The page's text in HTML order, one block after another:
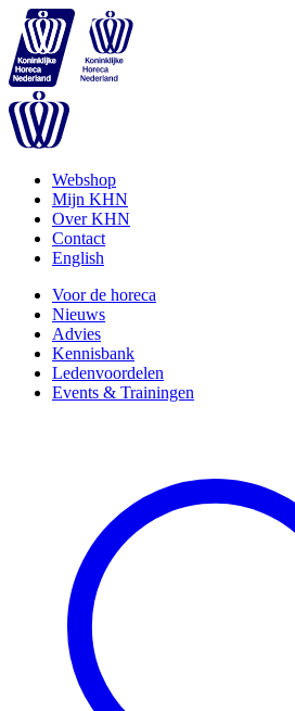
Webshop
Mijn KHN
Over KHN
Contact
English
Voor de horeca
Nieuws
Advies
Kennisbank
Ledenvoordelen
Events & Trainingen